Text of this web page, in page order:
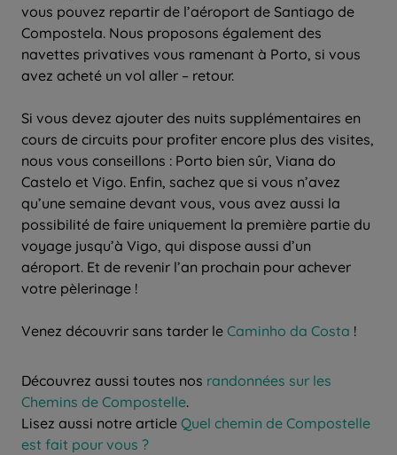
vous pouvez repartir de l’aéroport de Santiago de
Compostela. Nous proposons également des
navettes privatives vous ramenant à Porto, si vous
avez acheté un vol aller – retour.
Si vous devez ajouter des nuits supplémentaires en
cours de circuits pour profiter encore plus des visites,
nous vous conseillons : Porto bien sûr, Viana do
Castelo et Vigo. Enfin, sachez que si vous n’avez
qu’une semaine devant vous, vous avez aussi la
possibilité de faire uniquement la première partie du
voyage jusqu’à Vigo, qui dispose aussi d’un
aéroport. Et de revenir l’an prochain pour achever
votre pèlerinage !
Venez découvrir sans tarder le Caminho da Costa !
Découvrez aussi toutes nos randonnées sur les
Chemins de Compostelle.
Lisez aussi notre article Quel chemin de Compostelle
est fait pour vous ?